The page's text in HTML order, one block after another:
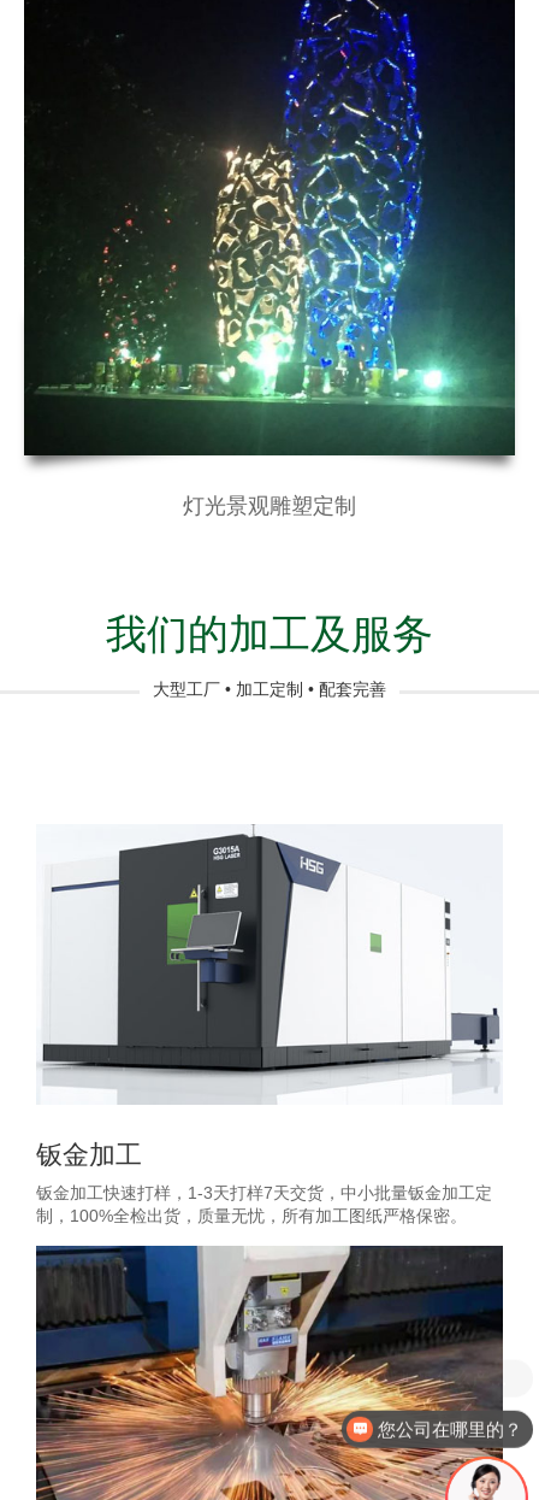
灯光景观雕塑定制
我们的加工及服务
大型工厂 • 加工定制 • 配套完善
钣金加工
钣金加工快速打样，1-3天打样7天交货，中小批量钣金加工定
制，100%全检出货，质量无忧，所有加工图纸严格保密。
您公司在哪里的？
报价需要您提供加工图纸！